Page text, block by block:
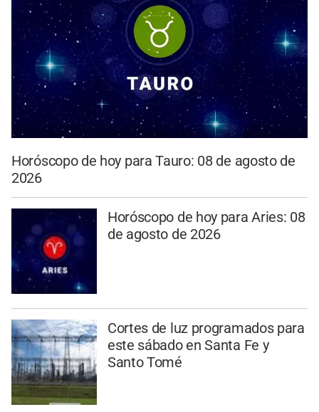
Horóscopo de hoy para Tauro: 08 de agosto de
2026
Horóscopo de hoy para Aries: 08
de agosto de 2026
Cortes de luz programados para
este sábado en Santa Fe y
Santo Tomé